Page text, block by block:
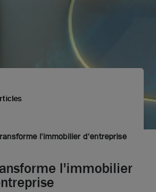
l'immobilier d'entreprise
l'immobilier